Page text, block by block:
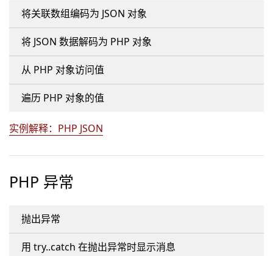
将关联数组编码为 JSON 对象
将 JSON 数据解码为 PHP 对象
从 PHP 对象访问值
遍历 PHP 对象的值
实例解释：PHP JSON
PHP 异常
抛出异常
用 try..catch 在抛出异常时显示消息